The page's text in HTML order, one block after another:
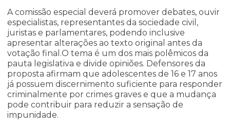
A comissão especial deverá promover debates, ouvir
especialistas, representantes da sociedade civil,
juristas e parlamentares, podendo inclusive
apresentar alterações ao texto original antes da
votação final.O tema é um dos mais polêmicos da
pauta legislativa e divide opiniões. Defensores da
proposta afirmam que adolescentes de 16 e 17 anos
já possuem discernimento suficiente para responder
criminalmente por crimes graves e que a mudança
pode contribuir para reduzir a sensação de
impunidade.